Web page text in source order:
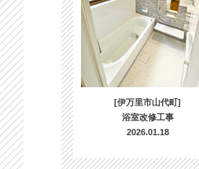
[伊万里市山代町]
浴室改修工事
2026.01.18